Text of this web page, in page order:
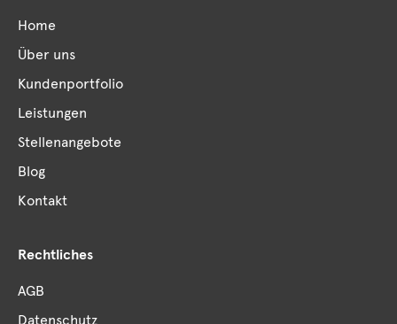
Home
Über uns
Kundenportfolio
Leistungen
Stellenangebote
Blog
Kontakt
Rechtliches
AGB
Datenschutz